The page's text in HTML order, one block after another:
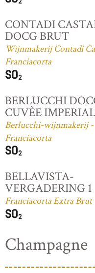
CONTADI
DOCG BRUT
Wijnmakerij Contadi
Franciacorta
BERLUCCHI
CUVÈE
Berlucchi-wijnmakerij -
Franciacorta
BELLAVISTA-
VERGADERING 1
Franciacorta Extra Brut
Champagne